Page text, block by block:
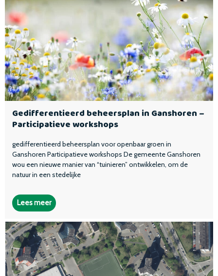
Gedifferentieerd beheersplan in Ganshoren –
Participatieve workshops
gedifferentieerd beheersplan voor openbaar groen in
Ganshoren Participatieve workshops De gemeente Ganshoren
wou een nieuwe manier van “tuinieren” ontwikkelen, om de
natuur in een stedelijke
Lees meer